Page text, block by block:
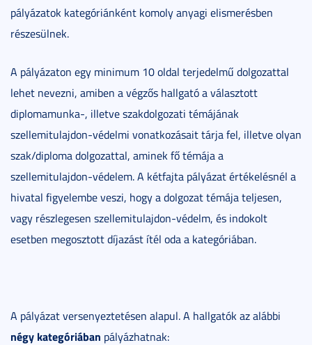
pályázatok kategóriánként komoly anyagi elismerésben
részesülnek.
A pályázaton egy minimum 10 oldal terjedelmű dolgozattal
lehet nevezni, amiben a végzős hallgató a választott
diplomamunka-, illetve szakdolgozati témájának
szellemitulajdon-védelmi vonatkozásait tárja fel, illetve olyan
szak/diploma dolgozattal, aminek fő témája a
szellemitulajdon-védelem. A kétfajta pályázat értékelésnél a
hivatal figyelembe veszi, hogy a dolgozat témája teljesen,
vagy részlegesen szellemitulajdon-védelm, és indokolt
esetben megosztott díjazást ítél oda a kategóriában.
A pályázat versenyeztetésen alapul. A hallgatók az alábbi
négy kategóriában pályázhatnak: